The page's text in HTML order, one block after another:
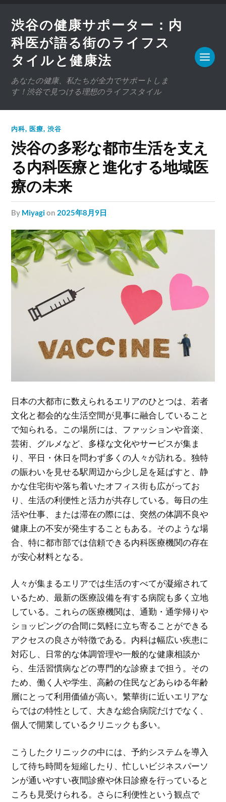
渋谷の健康サポーター：内
科医が語る街のライフス
タイルと健康法
あなたの健康、私たちが全力でサポートしま
す！渋谷で見つける理想のライフスタイル
内科, 医療,渋谷
渋谷の多彩な都市生活を支え
る内科医療と進化する地域医
療の未来
by Miyagion 2025年8月9日
日本の大都市に数えられるエリアのひとつは、若者
文化と都会的な生活空間が見事に融合していること
で知られる。 この場所には、ファッションや音楽、
芸術、グルメなど、多様な文化やサービスが集ま
り、平日・休日を問わず多くの人々が訪れる。独特
の賑わいを見せる駅周辺から少し足を延ばすと、静
かな住宅街や落ち着いたオフィス街も広がってお
り、生活の利便性と活力が共存している。毎日の生
活や仕事、または滞在の際には、突然の体調不良や
健康上の不安が発生することもある。そのような場
合、特に都市部では信頼できる内科医療機関の存在
が安心材料となる。
人々が集まるエリアでは生活のすべてが凝縮されて
いるため、最新の医療設備を有する病院も多く立地
している。これらの医療機関は、通勤・通学帰りや
ショッピングの合間に気軽に立ち寄ることができる
アクセスの良さが特徴である。内科は幅広い疾患に
対応し、日常的な体調管理や一般的な健康相談か
ら、生活習慣病などの専門的な診療まで担う。その
ため、働く人や学生、高齢の住民などあらゆる年齢
層にとって利用価値が高い。繁華街に近いエリアな
らではの特性として、大きな総合病院だけでなく、
個人で開業しているクリニックも多い。
こうしたクリニックの中には、予約システムを導入
して待ち時間を短縮したり、忙しいビジネスパーソ
ンが通いやすい夜間診療や休日診療を行っていると
ころも見受けられる。さらに利便性という観点で